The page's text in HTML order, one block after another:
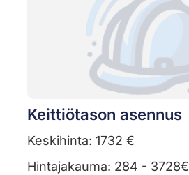
Keittiötason asennus
Keskihinta: 1732 €
Hintajakauma: 284 - 3728€